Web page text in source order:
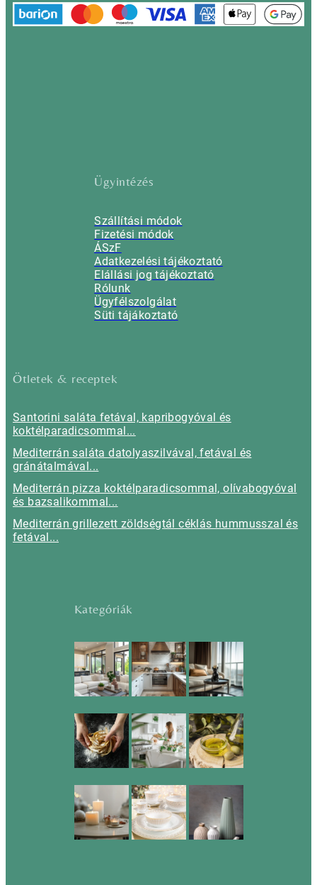
Ügyintézés
Szállítási módok
Fizetési módok
ÁSzF
Adatkezelési tájékoztató
Elállási jog tájékoztató
Rólunk
Ügyfélszolgálat
Süti tájákoztató
Ötletek & receptek
Santorini saláta fetával, kapribogyóval és
koktélparadicsommal...
Mediterrán saláta datolyaszilvával, fetával és
gránátalmával...
Mediterrán pizza koktélparadicsommal, olívabogyóval
és bazsalikommal...
Mediterrán grillezett zöldségtál céklás hummusszal és
fetával...
Kategóriák